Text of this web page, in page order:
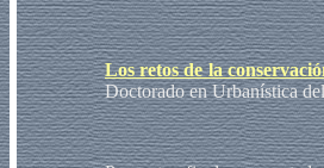
Los retos de la
Doctorado en Urbanística